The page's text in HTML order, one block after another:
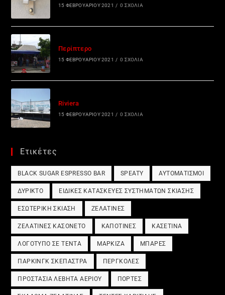
15 ΦΕΒΡΟΥΑΡΊΟΥ 2021 / 0 ΣΧΌΛΙΑ
Περίπτερο
15 ΦΕΒΡΟΥΑΡΊΟΥ 2021 / 0 ΣΧΌΛΙΑ
Riviera
15 ΦΕΒΡΟΥΑΡΊΟΥ 2021 / 0 ΣΧΌΛΙΑ
Ετικέτες
BLACK SUGAR ESPRESSO BAR SPEATY ΑΥΤΟΜΑΤΙΣΜΟΊ
ΔΎΡΙΚΤΟ ΕΙΔΙΚΈΣ ΚΑΤΑΣΚΕΥΈΣ ΣΥΣΤΗΜΆΤΩΝ ΣΚΊΑΣΗΣ
ΕΣΩΤΕΡΙΚΉ ΣΚΊΑΣΗ ΖΕΛΑΤΊΝΕΣ
ΖΕΛΑΤΊΝΕΣ ΚΑΣΟΝΈΤΟ ΚΑΠΟΤΊΝΕΣ ΚΑΣΕΤΊΝΑ
ΛΟΓΌΤΥΠΟ ΣΕ ΤΈΝΤΑ ΜΑΡΚΊΖΑ ΜΠΆΡΕΣ
ΠΆΡΚΙΝΓΚ ΣΚΈΠΑΣΤΡΑ ΠΈΡΓΚΟΛΕΣ
ΠΡΟΣΤΑΣΊΑ ΛΈΒΗΤΑ ΑΕΡΊΟΥ ΠΌΡΤΕΣ